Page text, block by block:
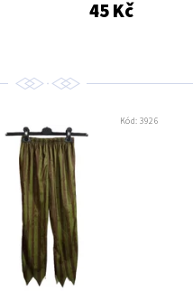
45 Kč
Kód: 3926